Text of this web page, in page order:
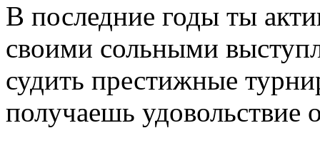
В последние годы ты
своими сольными
судить престижные
получаешь удовольствие